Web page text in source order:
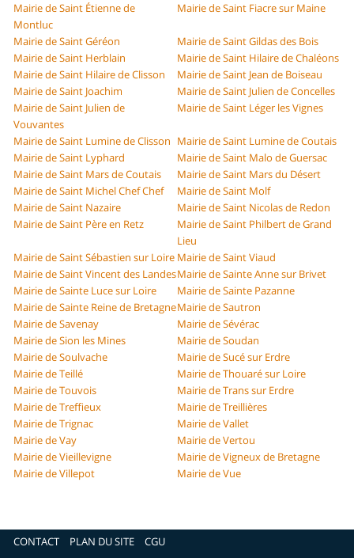
Mairie de Saint Étienne de
Montluc
Mairie de Saint Fiacre sur Maine
Mairie de Saint Géréon
Mairie de Saint Gildas des Bois
Mairie de Saint Herblain
Mairie de Saint Hilaire de Chaléons
Mairie de Saint Hilaire de Clisson
Mairie de Saint Jean de Boiseau
Mairie de Saint Joachim
Mairie de Saint Julien de Concelles
Mairie de Saint Julien de
Vouvantes
Mairie de Saint Léger les Vignes
Mairie de Saint Lumine de Clisson Mairie de Saint Lumine de Coutais
Mairie de Saint Lyphard
Mairie de Saint Malo de Guersac
Mairie de Saint Mars de Coutais
Mairie de Saint Mars du Désert
Mairie de Saint Michel Chef Chef
Mairie de Saint Molf
Mairie de Saint Nazaire
Mairie de Saint Nicolas de Redon
Mairie de Saint Père en Retz
Mairie de Saint Philbert de Grand
Lieu
Mairie de Saint Sébastien sur Loire Mairie de Saint Viaud
Mairie de Saint Vincent des LandesMairie de Sainte Anne sur Brivet
Mairie de Sainte Luce sur Loire
Mairie de Sainte Pazanne
Mairie de Sainte Reine de BretagneMairie de Sautron
Mairie de Savenay
Mairie de Sévérac
Mairie de Sion les Mines
Mairie de Soudan
Mairie de Soulvache
Mairie de Sucé sur Erdre
Mairie de Teillé
Mairie de Thouaré sur Loire
Mairie de Touvois
Mairie de Trans sur Erdre
Mairie de Treffieux
Mairie de Treillières
Mairie de Trignac
Mairie de Vallet
Mairie de Vay
Mairie de Vertou
Mairie de Vieillevigne
Mairie de Vigneux de Bretagne
Mairie de Villepot
Mairie de Vue
CONTACT PLAN DU SITE CGU